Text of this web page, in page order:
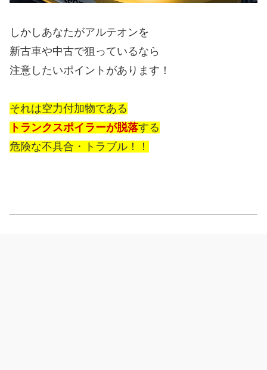
しかしあなたがアルテオンを
新古車や中古で狙っているなら
注意したいポイントがあります！
それは空力付加物である
トランクスポイラーが脱落する
危険な不具合・トラブル！！